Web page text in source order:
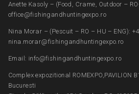
Anette Kasoly – (Food, Crame, Outdoor –
office@fishingandhuntingexpo.ro
Nina Morar – (Pescuit – RO – HU – ENG):
nina.morar@fishingandhuntingexpo.ro
Email: info@fishingandhuntingexpo.ro
Complex expozitional ROMEXPO,PAVILION
Bucuresti